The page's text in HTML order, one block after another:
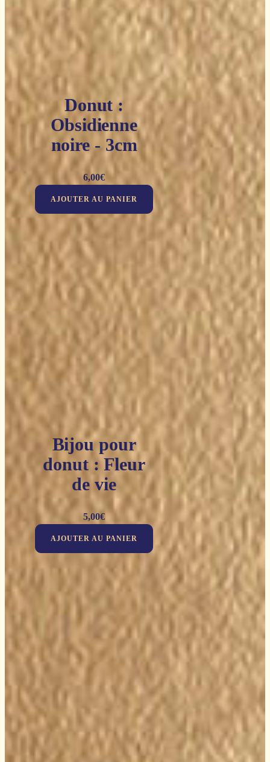
Donut :
Obsidienne
noire - 3cm
6,00€
AJOUTER AU PANIER
Bijou pour
donut : Fleur
de vie
5,00€
AJOUTER AU PANIER